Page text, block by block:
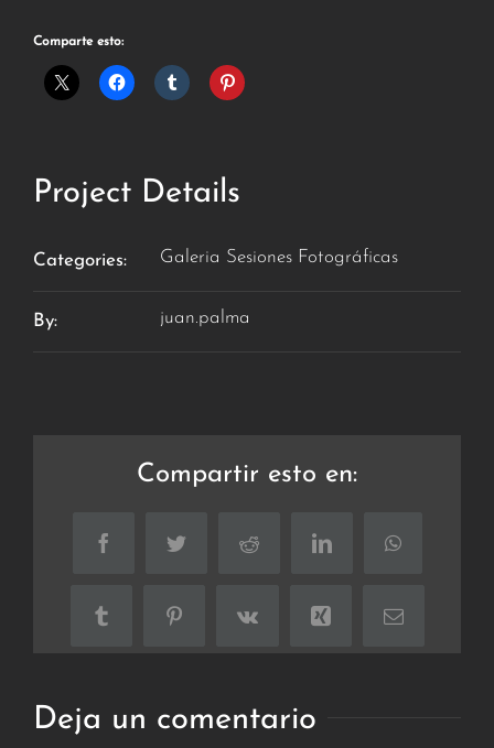
Comparte esto:
Project Details
Categories: Galeria Sesiones Fotográficas
By: juan.palma
Compartir esto en:
FacebookTwitter Reddit LinkedInWhatsApp
Tumblr PinterestVk Xing
Correo
Deja un comentario